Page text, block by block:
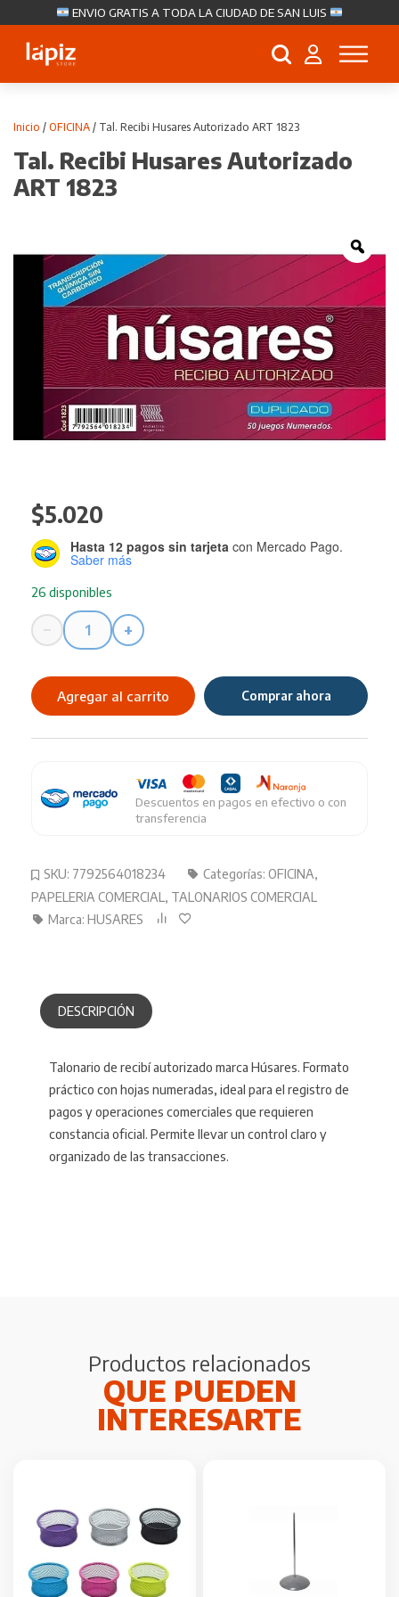
ENVIO GRATIS A TODA LA CIUDAD DE SAN LUIS
Búsqueda
Inicio / OFICINA / Tal. Recibi Husares Autorizado ART 1823
Tal. Recibi Husares Autorizado
ART 1823
$5.020
26 disponibles
Hasta 12 pagos sin tarjeta con Mercado Pago.
Saber más
−
Tal.
Husares
Autorizado
+
Agregar al carrito Comprar ahora
SKU: 7792564018234 Categorías: OFICINA,
PAPELERIA COMERCIAL , TALONARIOS COMERCIAL
Marca: HUSARES
Descuentos en pagos en efectivo o con
transferencia
DESCRIPCIÓN
Talonario de recibí autorizado marca Húsares. Formato
práctico con hojas numeradas, ideal para el registro de
pagos y operaciones comerciales que requieren
constancia oficial. Permite llevar un control claro y
organizado de las transacciones.
Productos relacionados